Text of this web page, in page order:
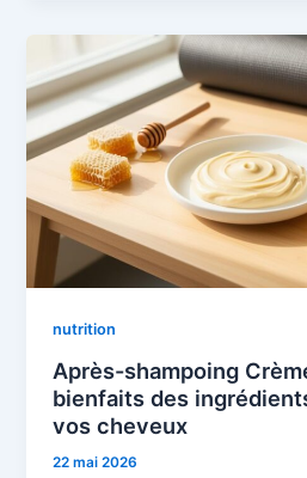
nutrition
Après-shampoing
bienfaits des
vos cheveux
22 mai 2026